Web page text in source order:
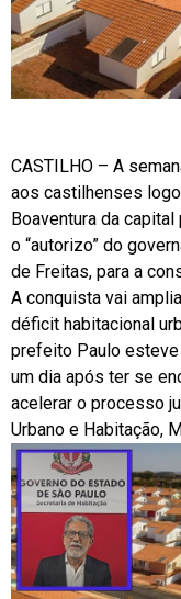
CASTILHO – A
aos castilhenses
Boaventura da
o “autorizo” do
de Freitas, para a
A conquista vai
déficit habitacional
prefeito Paulo esteve
um dia após ter se
acelerar o processo
Urbano e Habitação,